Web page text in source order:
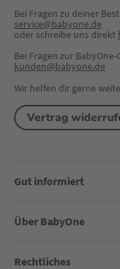
Bei Fragen zu deiner
service@babyone.de
oder schreibe uns direkt
Bei Fragen zur BabyOne-
kunden@babyone.de
Wir helfen dir gerne
Vertrag
Gut informiert
Über BabyOne
Rechtliches